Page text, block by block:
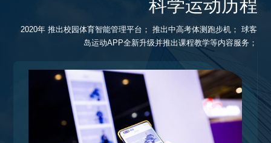
科学运动历程
2020年 推出校园体育智能管理平台； 推出中高考体测跑步机； 球客
岛运动APP全新升级并推出课程教学等内容服务；